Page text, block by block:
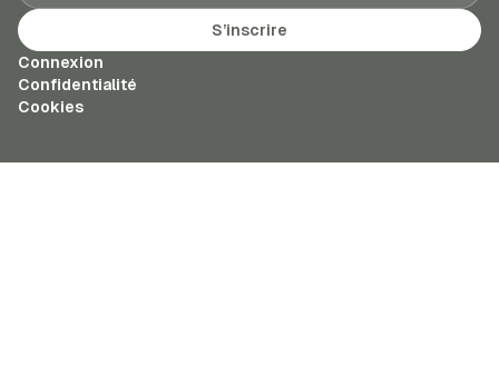
S’inscrire
Connexion
Confidentialité
Cookies